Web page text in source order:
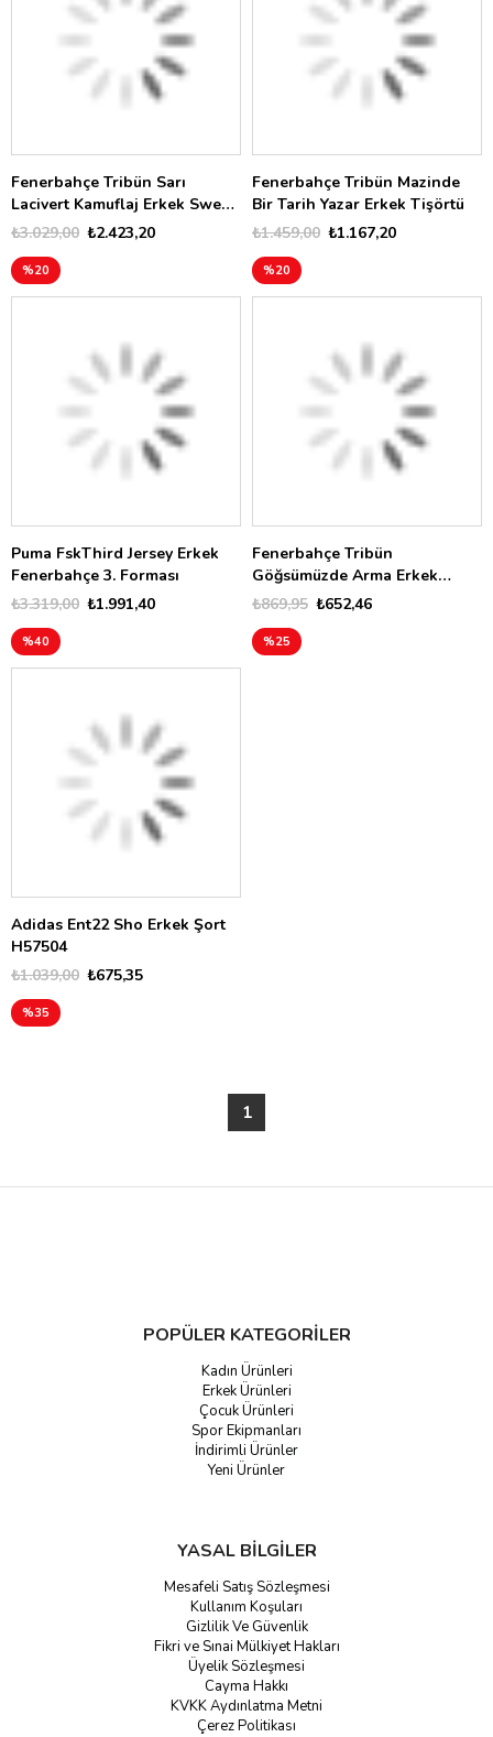
Fenerbahçe Tribün Sarı
Lacivert Kamuflaj Erkek Sweat
TK017EFK02₺2.423,20
₺3.029,00
%20
Fenerbahçe Tribün Mazinde
Bir Tarih Yazar Erkek Tişörtü
₺1.167,20
₺1.459,00
%20
Puma FskThird Jersey Erkek
Fenerbahçe 3. Forması
₺1.991,40
₺3.319,00
%40
Fenerbahçe Tribün
Göğsümüzde Arma Erkek
Tişört TK010EFK07
₺652,46
₺869,95
%25
Adidas Ent22 Sho Erkek Şort
H57504
₺675,35
₺1.039,00
%35
1
POPÜLER KATEGORİLER
Kadın Ürünleri
Erkek Ürünleri
Çocuk Ürünleri
Spor Ekipmanları
İndirimli Ürünler
Yeni Ürünler
YASAL BİLGİLER
Mesafeli Satış Sözleşmesi
Kullanım Koşuları
Gizlilik Ve Güvenlik
Fikri ve Sınai Mülkiyet Hakları
Üyelik Sözleşmesi
Cayma Hakkı
KVKK Aydınlatma Metni
Çerez Politikası